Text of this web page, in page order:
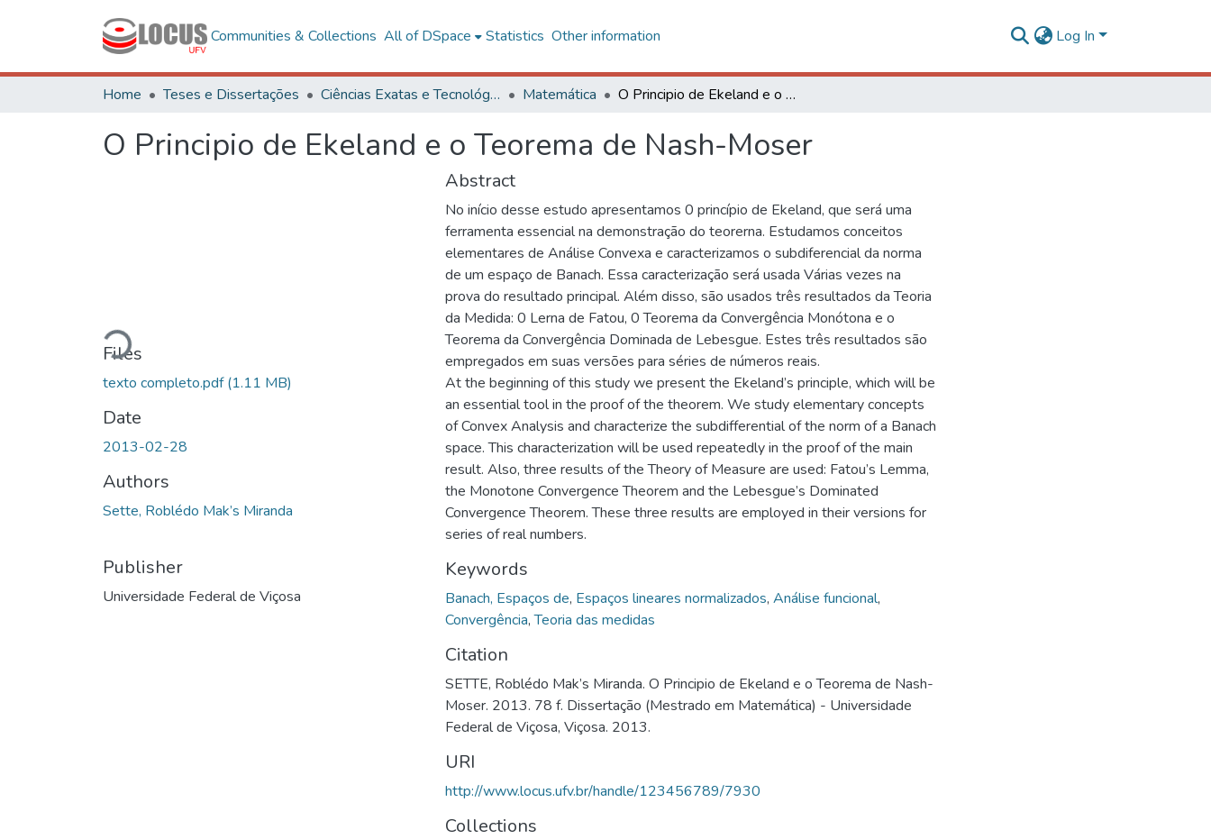
Communities & Collections All of DSpace Statistics Other information Log In
Home Teses e Dissertações Ciências Exatas e Tecnológicas Matemática O Principio de Ekeland e o Teorema de Nash-Moser
O Principio de Ekeland e o Teorema de Nash-Moser
Loading...
Files
texto completo.pdf(1.11 MB)
Date
2013-02-28
Authors
Sette, Roblédo Mak’s Miranda
Publisher
Universidade Federal de Viçosa
Abstract
No início desse estudo apresentamos 0 princípio de Ekeland, que será uma
ferramenta essencial na demonstração do teorerna. Estudamos conceitos
elementares de Análise Convexa e caracterizamos o subdiferencial da norma
de um espaço de Banach. Essa caracterização será usada Várias vezes na
prova do resultado principal. Além disso, são usados três resultados da Teoria
da Medida: 0 Lerna de Fatou, 0 Teorema da Convergência Monótona e o
Teorema da Convergência Dominada de Lebesgue. Estes três resultados são
empregados em suas versões para séries de números reais.
At the beginning of this study we present the Ekeland’s principle, which will be
an essential tool in the proof of the theorem. We study elementary concepts
of Convex Analysis and characterize the subdifferential of the norm of a Banach
space. This characterization will be used repeatedly in the proof of the main
result. Also, three results of the Theory of Measure are used: Fatou’s Lemma,
the Monotone Convergence Theorem and the Lebesgue’s Dominated
Convergence Theorem. These three results are employed in their versions for
series of real numbers.
Keywords
Banach, Espaços de, Espaços lineares normalizados, Análise funcional,
Convergência,Teoria das medidas
Citation
SETTE, Roblédo Mak’s Miranda. O Principio de Ekeland e o Teorema de Nash-
Moser. 2013. 78 f. Dissertação (Mestrado em Matemática) - Universidade
Federal de Viçosa, Viçosa. 2013.
URI
http://www.locus.ufv.br/handle/123456789/7930
Collections